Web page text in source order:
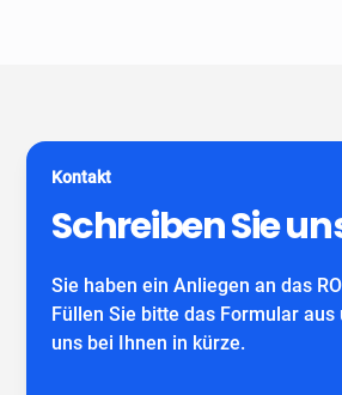
für Schlauchliner. Wir beraten Sie
individuell nach Ihrem Bedürfnis.
Wir freuen uns auf Ihren Anruf!
Kontakt
Schreiben Sie
Sie haben ein Anliegen an das
Füllen Sie bitte das Formular
uns bei Ihnen in kürze.